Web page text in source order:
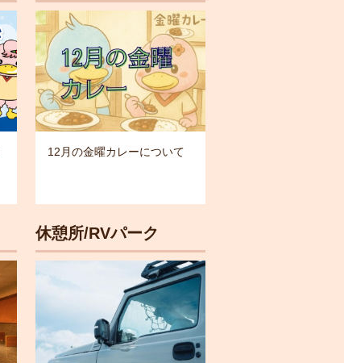
12月の金曜カレーについて
休憩所/RVパーク